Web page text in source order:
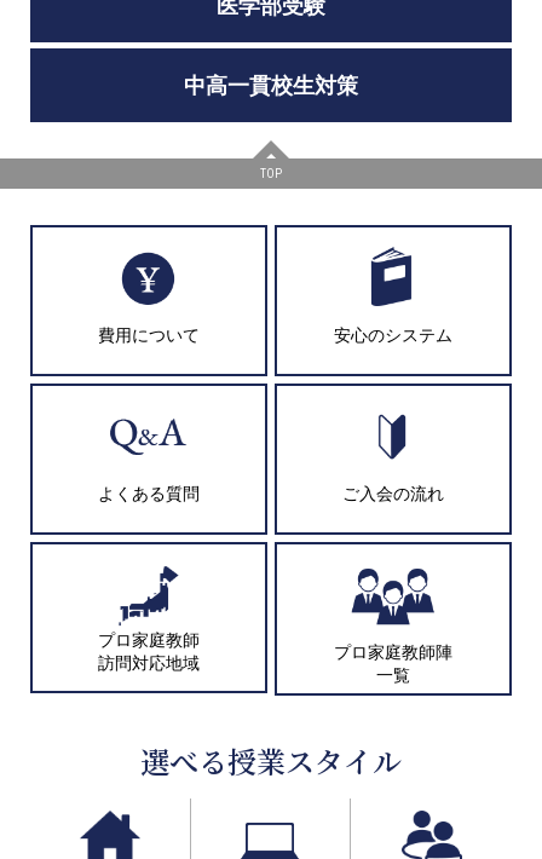
医学部受験
中高一貫校生対策
TOP
費用について 安心のシステム
よくある質問 ご入会の流れ
プロ家庭教師
訪問対応地域
プロ家庭教師陣
一覧
選べる授業スタイル